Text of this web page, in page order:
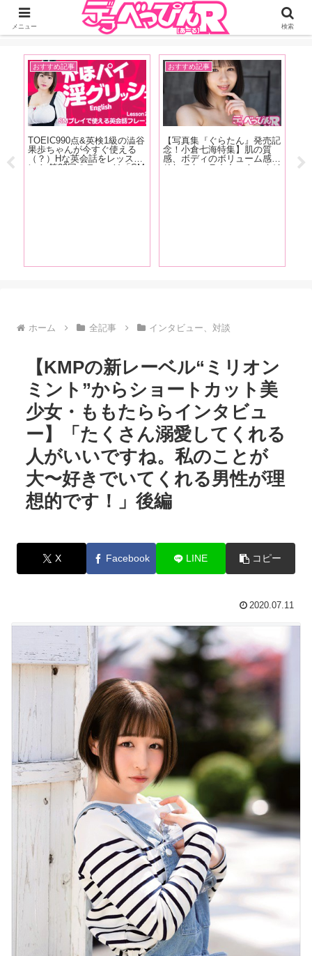
ジーオーティーが運営するちょっとHなニュースサイ。サイト内のリンクには
DMMアフィリエイトが含まれているものがあります
ー
おすすめ記事
TOEIC990点&英検1級の澁谷
果歩ちゃんが今すぐ使える
（？）Hな英会話をレッス
ン！ 第23回のテーマは「SM
おすすめ記事
【写真集『ぐらたん』発売記
念！小倉七海特集】肌の質
感、ボディのボリューム感、
そしてキャラクター！ オジ
女
り
ホーム 全記事 インタビュー、対談
【KMPの新レーベル“ミリオン
ミント”からショートカット美
少女・ももたららインタビュ
ー】「たくさん溺愛してくれる
人がいいですね。私のことが
大〜好きでいてくれる男性が理
想的です！」後編
X Facebook LINE コピー
2020.07.11
メニュー 検索